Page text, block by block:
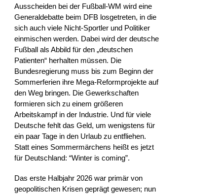
Ausscheiden bei der Fußball-WM wird eine
Generaldebatte beim DFB losgetreten, in die
sich auch viele Nicht-Sportler und Politiker
einmischen werden. Dabei wird der deutsche
Fußball als Abbild für den „deutschen
Patienten“ herhalten müssen. Die
Bundesregierung muss bis zum Beginn der
Sommerferien ihre Mega-Reformprojekte auf
den Weg bringen. Die Gewerkschaften
formieren sich zu einem größeren
Arbeitskampf in der Industrie. Und für viele
Deutsche fehlt das Geld, um wenigstens für
ein paar Tage in den Urlaub zu entfliehen.
Statt eines Sommermärchens heißt es jetzt
für Deutschland: “Winter is coming”.
Das erste Halbjahr 2026 war primär von
geopolitischen Krisen geprägt gewesen; nun